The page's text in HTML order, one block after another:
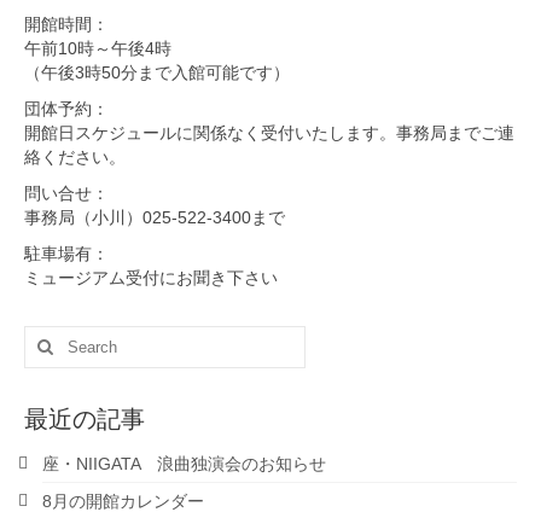
開館時間：
午前10時～午後4時
（午後3時50分まで入館可能です）
団体予約：
開館日スケジュールに関係なく受付いたします。事務局までご連
絡ください。
問い合せ：
事務局（小川）025-522-3400まで
駐車場有：
ミュージアム受付にお聞き下さい
Search
for:
最近の記事
座・NIIGATA 浪曲独演会のお知らせ
8月の開館カレンダー